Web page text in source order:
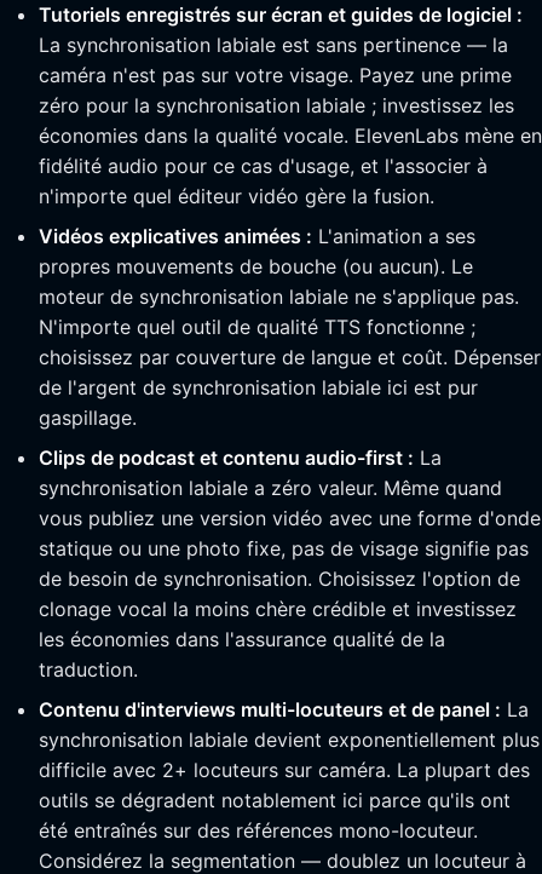
Tutoriels enregistrés sur écran et guides de logiciel :
La synchronisation labiale est sans pertinence — la
caméra n'est pas sur votre visage. Payez une prime
zéro pour la synchronisation labiale ; investissez les
économies dans la qualité vocale. ElevenLabs mène en
fidélité audio pour ce cas d'usage, et l'associer à
n'importe quel éditeur vidéo gère la fusion.
Vidéos explicatives animées : L'animation a ses
propres mouvements de bouche (ou aucun). Le
moteur de synchronisation labiale ne s'applique pas.
N'importe quel outil de qualité TTS fonctionne ;
choisissez par couverture de langue et coût. Dépenser
de l'argent de synchronisation labiale ici est pur
gaspillage.
Clips de podcast et contenu audio-first : La
synchronisation labiale a zéro valeur. Même quand
vous publiez une version vidéo avec une forme d'onde
statique ou une photo fixe, pas de visage signifie pas
de besoin de synchronisation. Choisissez l'option de
clonage vocal la moins chère crédible et investissez
les économies dans l'assurance qualité de la
traduction.
Contenu d'interviews multi-locuteurs et de panel : La
synchronisation labiale devient exponentiellement plus
difficile avec 2+ locuteurs sur caméra. La plupart des
outils se dégradent notablement ici parce qu'ils ont
été entraînés sur des références mono-locuteur.
Considérez la segmentation — doublez un locuteur à